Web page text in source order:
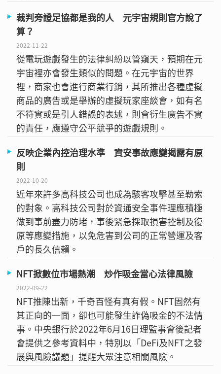
裁判旁證足協都是我的人 元宇宙規則官方說了
算？
2022-11-22
從電玩遊戲發生的法律糾紛以管窺天，預期在元
宇宙裡亦會發生類似的問題。在元宇宙的世界
裡，商家也會進行商業行銷，其所推出各種虛擬
商品的廣告或是舉辦的虛擬玩家座談會，如有名
不符實或是引人錯誤的表述，則會衍生廣告不實
的責任，應遵守公平競爭的遊戲規則。
反映企業內控治理水準 資安事故應變揭露有原
則
2022-10-20
近年來許多高科技公司也成為駭客攻擊甚至勒索
的對象。高科技公司對於資通安全事件理應積極
做到事前盡力防堵，事後緊急採取損害控制及復
原等應變措施，以免危害到公司的正常營運及客
戶的長久信賴。
NFT掀數位市場熱潮 炒作吸金當心法律風險
2022-09-22
NFT推陳出新，千奇百怪有真有假。NFT固然有
其正向的一面，卻也可能發生詐偽吸金的不法情
事。中央銀行於2022年6月16日理監事會後記者
會提供之參考資料中，特別以「DeFi及NFT之發
展與風險議題」提醒大眾注意相關風險。